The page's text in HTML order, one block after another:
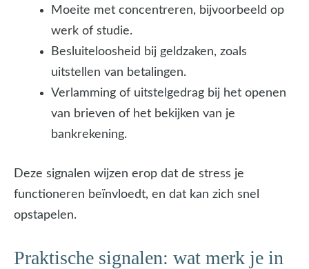
Moeite met concentreren, bijvoorbeeld op
werk of studie.
Besluiteloosheid bij geldzaken, zoals
uitstellen van betalingen.
Verlamming of uitstelgedrag bij het openen
van brieven of het bekijken van je
bankrekening.
Deze signalen wijzen erop dat de stress je
functioneren beïnvloedt, en dat kan zich snel
opstapelen.
Praktische signalen: wat merk je in